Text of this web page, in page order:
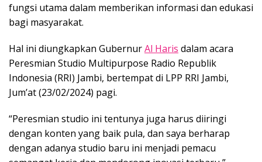
fungsi utama dalam memberikan informasi dan edukasi
bagi masyarakat.
Hal ini diungkapkan GubernurAl Haris dalam acara
Peresmian Studio Multipurpose Radio Republik
Indonesia (RRI) Jambi, bertempat di LPP RRI Jambi,
Jum’at (23/02/2024) pagi.
“Peresmian studio ini tentunya juga harus diiringi
dengan konten yang baik pula, dan saya berharap
dengan adanya studio baru ini menjadi pemacu